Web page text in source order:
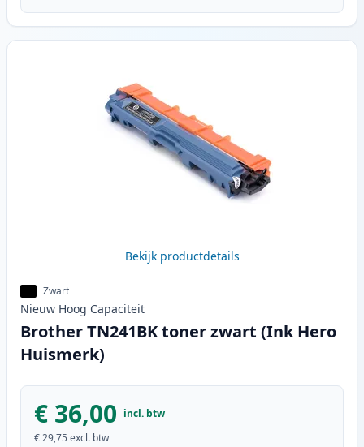
Bekijk productdetails
Zwart
Nieuw Hoog Capaciteit
Brother TN241BK toner zwart (Ink Hero
Huismerk)
€ 36,00 incl. btw
€ 29,75 excl. btw